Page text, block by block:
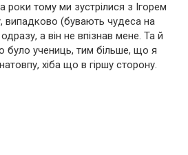
тому ми зустрілися з Ігорем
випадково (бувають чудеса на
одразу, а він не впізнав мене. Та й
було учениць, тим більше, що я
хіба що в гіршу сторону.